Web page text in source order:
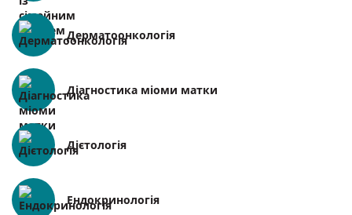
Дерматоонкологія
Діагностика міоми матки
Дієтологія
Ендокринологія